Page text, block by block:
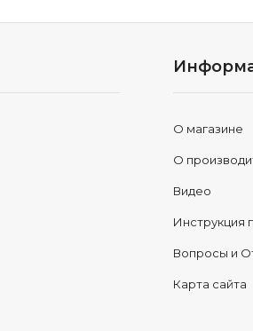
О магазине
О
Видео
Инструкция
Вопросы и
Карта сайта